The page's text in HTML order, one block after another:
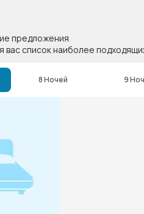
предложения
вас список наиболее
8 Ночей 9